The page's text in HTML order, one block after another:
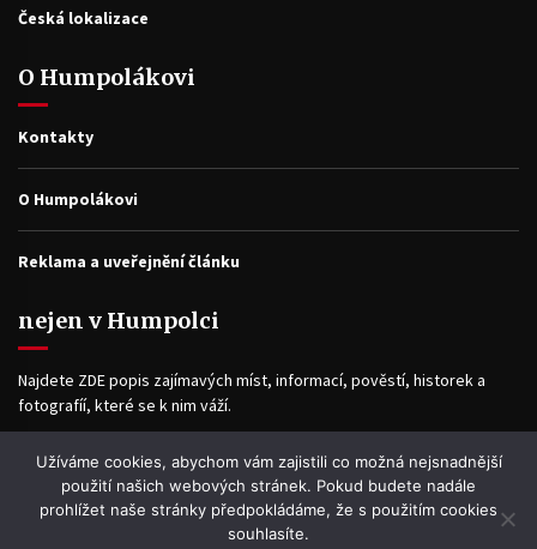
Česká lokalizace
O Humpolákovi
Kontakty
O Humpolákovi
Reklama a uveřejnění článku
nejen v Humpolci
Najdete ZDE popis zajímavých míst, informací, pověstí, historek a
fotografíí, které se k nim váží.
Facebook
Užíváme cookies, abychom vám zajistili co možná nejsnadnější
použití našich webových stránek. Pokud budete nadále
prohlížet naše stránky předpokládáme, že s použitím cookies
souhlasíte.